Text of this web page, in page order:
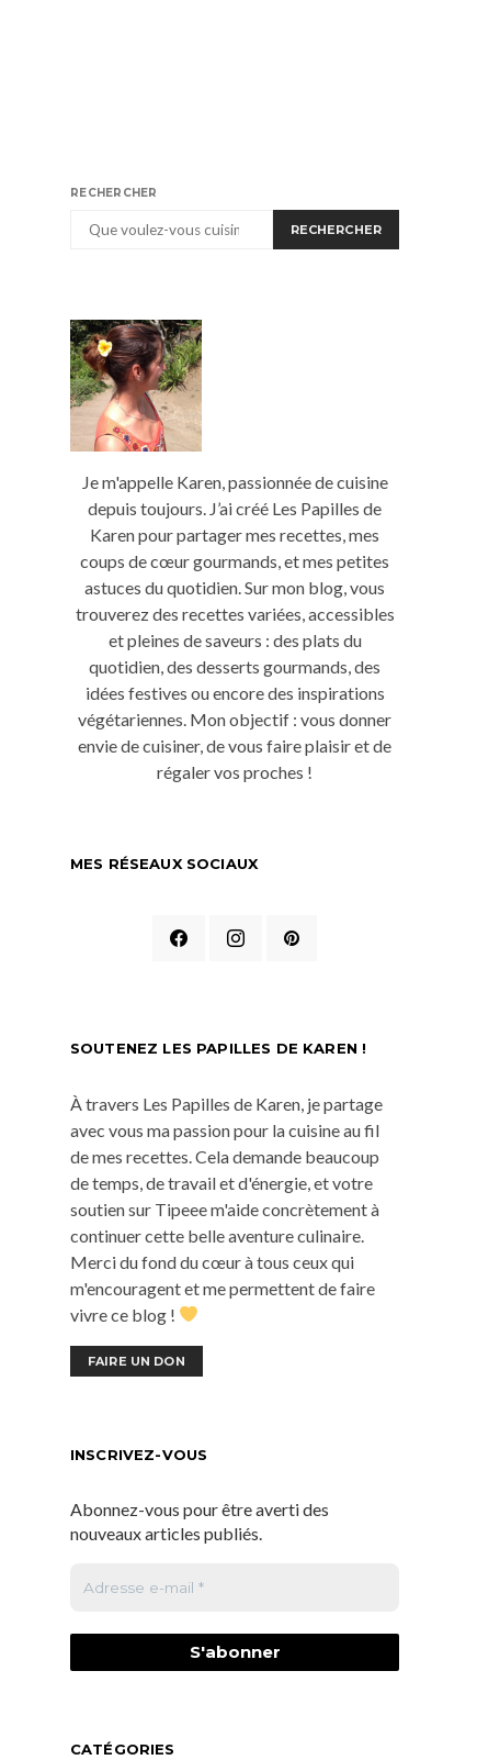
RECHERCHER
RECHERCHER
Je m'appelle Karen, passionnée de cuisine
depuis toujours. J’ai créé Les Papilles de
Karen pour partager mes recettes, mes
coups de cœur gourmands, et mes petites
astuces du quotidien. Sur mon blog, vous
trouverez des recettes variées, accessibles
et pleines de saveurs : des plats du
quotidien, des desserts gourmands, des
idées festives ou encore des inspirations
végétariennes. Mon objectif : vous donner
envie de cuisiner, de vous faire plaisir et de
régaler vos proches !
MES RÉSEAUX SOCIAUX
SOUTENEZ LES PAPILLES DE KAREN !
À travers Les Papilles de Karen, je partage
avec vous ma passion pour la cuisine au fil
de mes recettes. Cela demande beaucoup
de temps, de travail et d'énergie, et votre
soutien sur Tipeee m'aide concrètement à
continuer cette belle aventure culinaire.
Merci du fond du cœur à tous ceux qui
m'encouragent et me permettent de faire
vivre ce blog !
FAIRE UN DON
INSCRIVEZ-VOUS
Abonnez-vous pour être averti des
nouveaux articles publiés.
CATÉGORIES